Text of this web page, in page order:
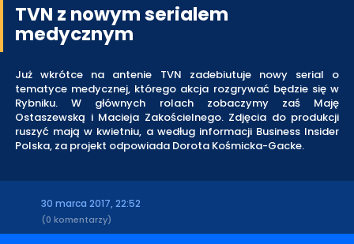
TVN z nowym serialem
medycznym
Już wkrótce na antenie TVN zadebiutuje nowy serial o
tematyce medycznej, którego akcja rozgrywać będzie się w
Rybniku. W głównych rolach zobaczymy zaś Maję
Ostaszewską i Macieja Zakościelnego. Zdjęcia do produkcji
ruszyć mają w kwietniu, a według informacji Business Insider
Polska, za projekt odpowiada Dorota Kośmicka-Gacke.
30 marca 2017, 22:52
(0 komentarzy)